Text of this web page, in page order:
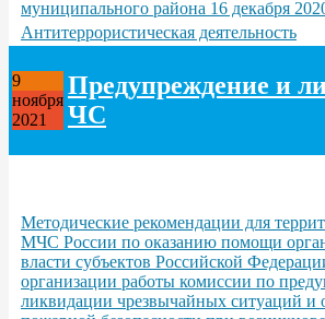
муниципального района 16 декабря
Антитеррористическая деятельность
9
ноября
2021
Предупреждение и
ЧС
Методические рекомендации для
МЧС России по оказанию помощи
власти субъектов Российской
организации работы комиссии по
ликвидации чрезвычайных ситуаций и